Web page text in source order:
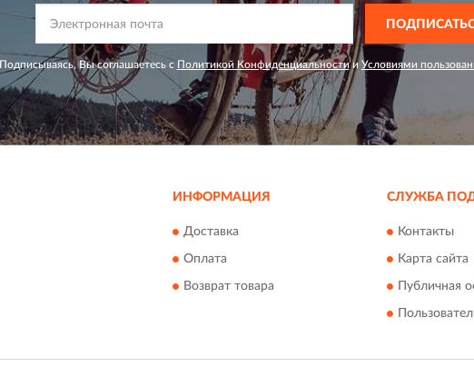
Подписываясь, Вы соглашаетесь с Политикой Конфиденциальности и Условиями
ИНФОРМАЦИЯ
Доставка
Оплата
Возврат товара
СЛУЖБА
Контакты
Карта сайта
Публичная